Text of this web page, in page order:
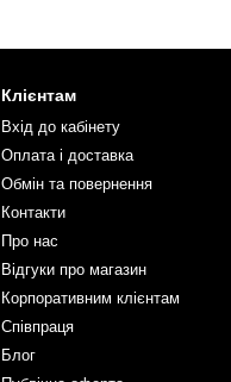
Клієнтам
Вхід до кабінету
Оплата і доставка
Обмін та повернення
Контакти
Про нас
Відгуки про магазин
Корпоративним клієнтам
Співпраця
Блог